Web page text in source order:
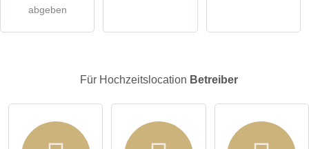
Hinweis:Bitte beachten Sie, öffentliche Fragen sind
Besucher sichtbar
.
abgeben
Für Hochzeitslocation Betreiber